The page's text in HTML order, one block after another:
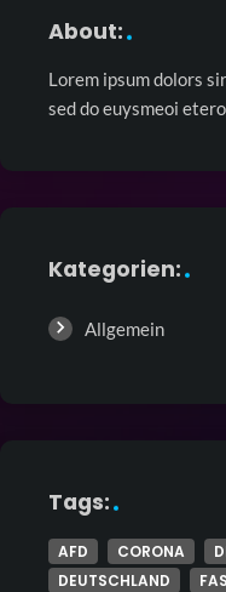
About:
Lorem ipsum dolors
sed do euysmeoi
Kategorien:
Allgemein
Tags:
AFD CORONA
DEUTSCHLAND